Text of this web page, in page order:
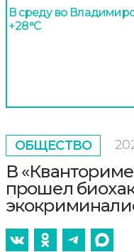
В среду во
+28°С
ОБЩЕСТВО
В
прошел